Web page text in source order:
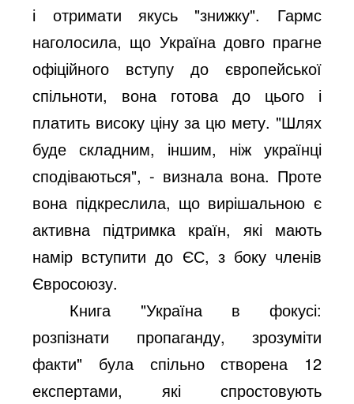
і отримати якусь "знижку". Гармс
наголосила, що Україна довго прагне
офіційного вступу до європейської
спільноти, вона готова до цього і
платить високу ціну за цю мету. "Шлях
буде складним, іншим, ніж українці
сподіваються", - визнала вона. Проте
вона підкреслила, що вирішальною є
активна підтримка країн, які мають
намір вступити до ЄС, з боку членів
Євросоюзу.
Книга "Україна в фокусі:
розпізнати пропаганду, зрозуміти
факти" була спільно створена 12
експертами, які спростовують